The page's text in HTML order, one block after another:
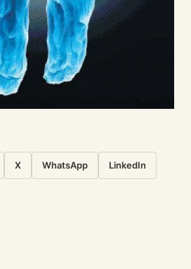
X WhatsApp LinkedIn